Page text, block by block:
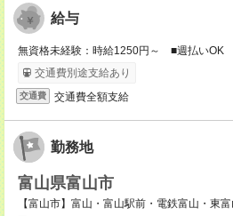
給与
無資格未経験：時給1250円～ ■週払い
交通費別途支給あり
交通費 交通費全額支給
勤務地
富山県富山市
【富山市】富山・富山駅前・電鉄富山・東